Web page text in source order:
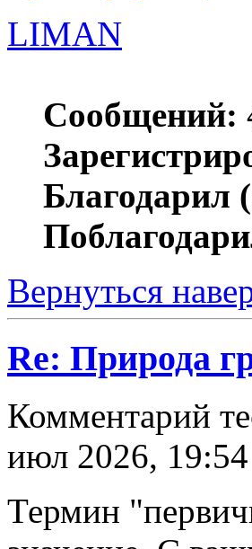
LIMAN
Сообщений:
Благодарил
Вернуться
Re: Природа
Комментарий
июл 2026, 19:54
Термин